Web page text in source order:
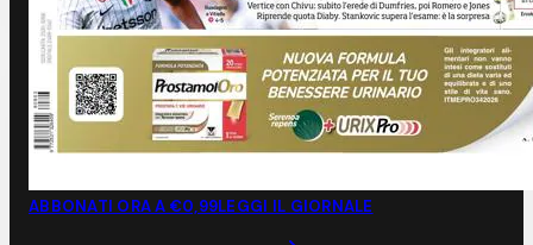
ABBONATI ORA A €0,99LEGGI IL GIORNALE